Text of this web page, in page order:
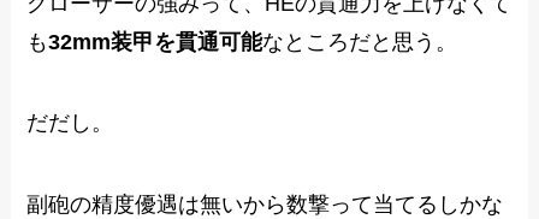
も32mm装甲を貫通可能なところだと思う。
だだし。
副砲の精度優遇は無いから数撃って当てるしかな